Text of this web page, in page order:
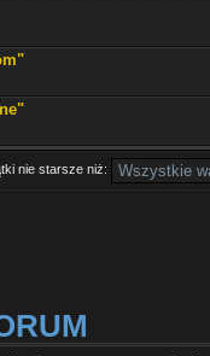
nie starsze niż: